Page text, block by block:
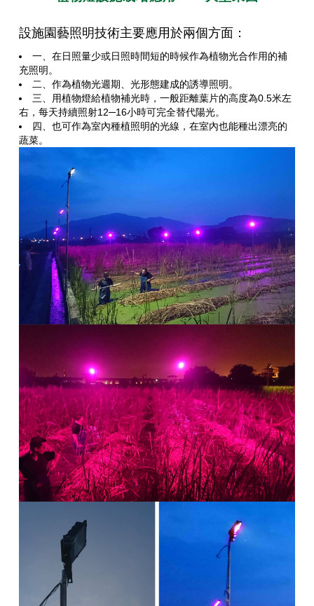
設施園藝照明技術主要應用於兩個方面：
一、在日照量少或日照時間短的時候作為植物光合作用的補
充照明。
二、作為植物光週期、光形態建成的誘導照明。
三、用植物燈給植物補光時，一般距離葉片的高度為0.5米左
右，每天持續照射12─16小時可完全替代陽光。
四、也可作為室內種植照明的光線，在室內也能種出漂亮的
蔬菜。